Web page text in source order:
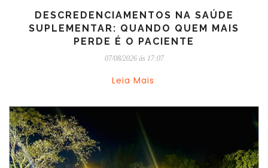
DESCREDENCIAMENTOS NA SAÚDE
SUPLEMENTAR: QUANDO QUEM MAIS
PERDE É O PACIENTE
07/08/2026 ás 17:07
Leia Mais